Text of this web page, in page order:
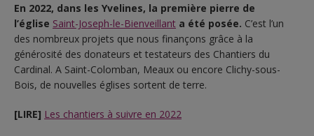
En 2022, dans les Yvelines, la première pierre de
l’église Saint-Joseph-le-Bienveillant a été posée. C’est l’un
des nombreux projets que nous finançons grâce à la
générosité des donateurs et testateurs des Chantiers du
Cardinal. A Saint-Colomban, Meaux ou encore Clichy-sous-
Bois, de nouvelles églises sortent de terre.
[LIRE] Les chantiers à suivre en 2022